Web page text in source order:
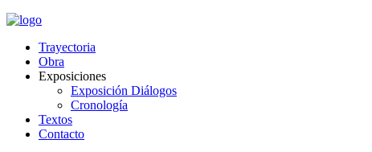
Trayectoria
Obra
Exposiciones
Exposición Diálogos
Cronología
Textos
Contacto